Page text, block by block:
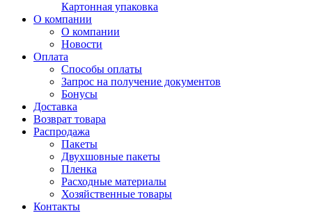
Картонная упаковка
О компании
О компании
Новости
Оплата
Способы оплаты
Запрос на получение документов
Бонусы
Доставка
Возврат товара
Распродажа
Пакеты
Двухшовные пакеты
Пленка
Расходные материалы
Хозяйственные товары
Контакты